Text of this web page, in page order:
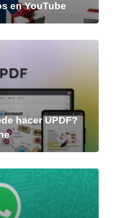
en YouTube
hacer UPDF?